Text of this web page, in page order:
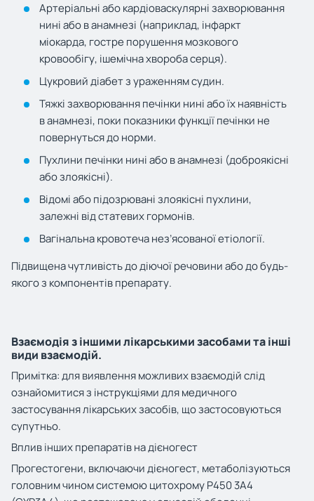
Артеріальні або кардіоваскулярні захворювання
нині або в анамнезі (наприклад, інфаркт
міокарда, гостре порушення мозкового
кровообігу, ішемічна хвороба серця).
Цукровий діабет з ураженням судин.
Тяжкі захворювання печінки нині або їх наявність
в анамнезі, поки показники функції печінки не
повернуться до норми.
Пухлини печінки нині або в анамнезі (доброякісні
або злоякісні).
Відомі або підозрювані злоякісні пухлини,
залежні від статевих гормонів.
Вагінальна кровотеча нез’ясованої етіології.
Підвищена чутливість до діючої речовини або до будь-
якого з компонентів препарату.
Взаємодія з іншими лікарськими засобами та інші
види взаємодій.
Примітка: для виявлення можливих взаємодій слід
ознайомитися з інструкціями для медичного
застосування лікарських засобів, що застосовуються
супутньо.
Вплив інших препаратів на дієногест
Прогестогени, включаючи дієногест, метаболізуються
головним чином системою цитохрому Р450 3А4